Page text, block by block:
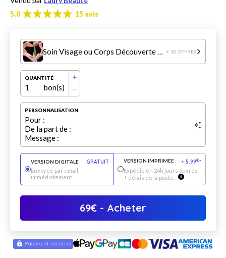
5.0
15 avis
Soin Visage ou Corps Découverte 0h45 + 10 OFFRES
QUANTITÉ
1 bon(s)
PERSONNALISATION
Pour :
De la part de :
Message :
VERSION DIGITALE
GRATUIT
Envoyée par email
immédiatement
VERSION IMPRIMÉE + 5.99€*
Expédié en 24h jours ouvrés
+ délais de la poste.
69€ - Acheter